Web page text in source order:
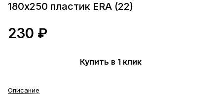
180х250 пластик ERA (22)
230 ₽
Купить в 1 клик
Описание